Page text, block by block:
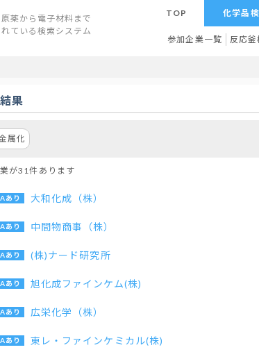
薬から電子材料まで
ている検索システム
TOP 化学品
参加企業一覧 反応釜
果
属化
が31件あります
大和化成（株）
中間物商事（株）
(株)ナード研究所
旭化成ファインケム(株)
広栄化学（株）
東レ・ファインケミカル(株)